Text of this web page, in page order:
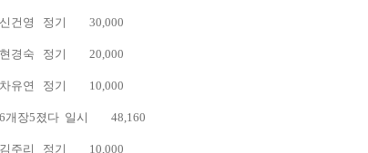
신건영 정기 30,000
현경숙 정기 20,000
차유연 정기 10,000
6개장5졌다 일시 48,160
김주리 정기 10,000